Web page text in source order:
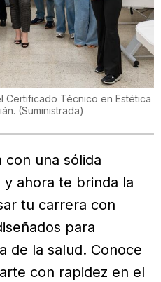
Certificado Técnico en Estética
(Suministrada)
con una sólida
ahora te brinda la
tu carrera con
para
de la salud. Conoce
con rapidez en el